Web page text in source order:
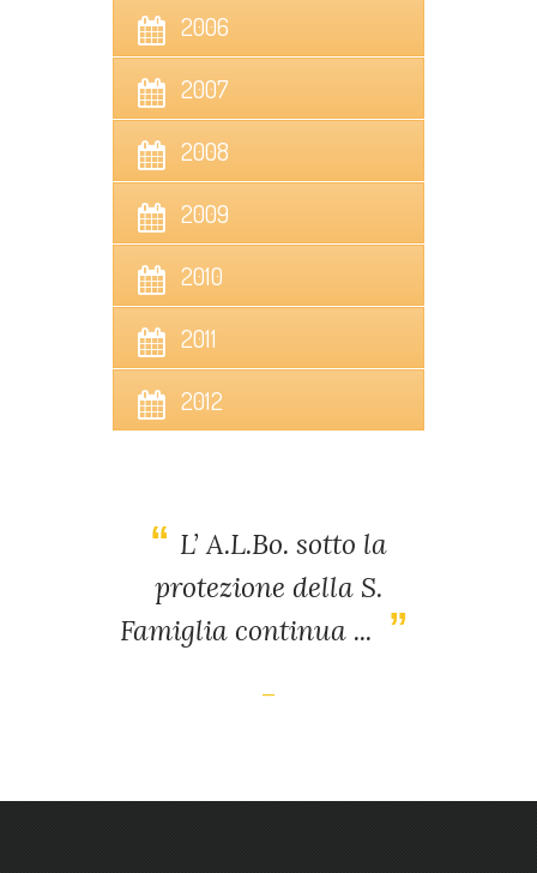
2006
2007
2008
2009
2010
2011
2012
L’ A.L.Bo. sotto la
protezione della S.
Famiglia continua ...